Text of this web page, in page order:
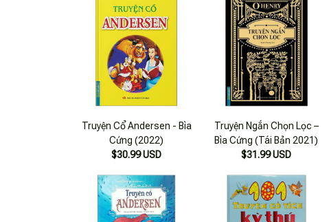
Truyện Cổ Andersen - Bìa
Cứng (2022)
$30.99 USD
Truyện Ngắn Chọn Lọc –
Bìa Cứng (Tái Bản 2021)
$31.99 USD